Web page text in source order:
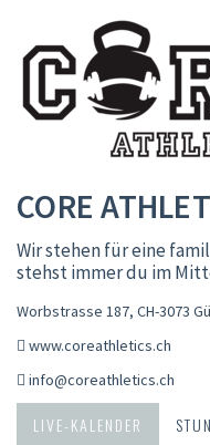
CORE
Wir stehen für eine
stehst immer du im
Worbstrasse 187, CH-3073
www.coreathletics.ch
info@coreathletics.ch
LIVE-KALENDER